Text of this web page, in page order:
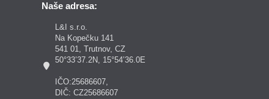
Naše adresa:
L&I s.r.o.
Na Kopečku 141
541 01, Trutnov, CZ
50°33’37.2N, 15°54’36.0E
IČO:25686607,
DIČ: CZ25686607